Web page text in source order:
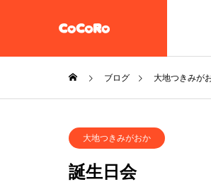
ーム【CoCoRoホ
ブログ 大地つきみが
大地つきみがおか
誕生日会